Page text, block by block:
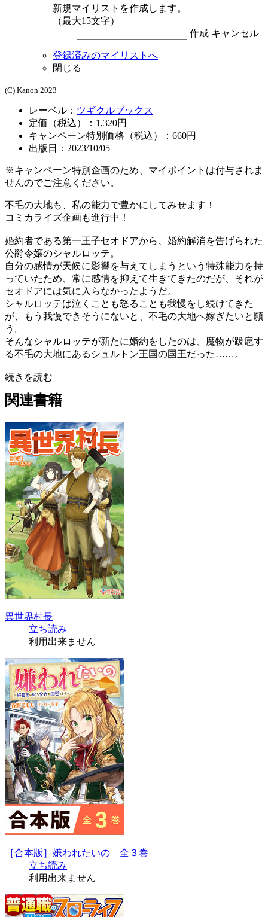
新規マイリストを作成します。
（最大15文字）
作成 キャンセル
登録済みのマイリストへ
閉じる
(C) Kanon 2023
レーベル： ツギクルブックス
定価（税込）：1,320円
キャンペーン特別価格（税込）：660円
出版日：2023/10/05
※キャンペーン特別企画のため、マイポイントは付与されま
せんのでご注意ください。
不毛の大地も、私の能力で豊かにしてみせます！
コミカライズ企画も進行中！
婚約者である第一王子セオドアから、婚約解消を告げられた
公爵令嬢のシャルロッテ。
自分の感情が天候に影響を与えてしまうという特殊能力を持
っていたため、常に感情を抑えて生きてきたのだが、それが
セオドアには気に入らなかったようだ。
シャルロッテは泣くことも怒ることも我慢をし続けてきた
が、もう我慢できそうにないと、不毛の大地へ嫁ぎたいと願
う。
そんなシャルロッテが新たに婚約をしたのは、魔物が跋扈す
る不毛の大地にあるシュルトン王国の国王だった……。
続きを読む
関連書籍
異世界村長
立ち読み
利用出来ません
［合本版］嫌われたいの 全３巻
立ち読み
利用出来ません